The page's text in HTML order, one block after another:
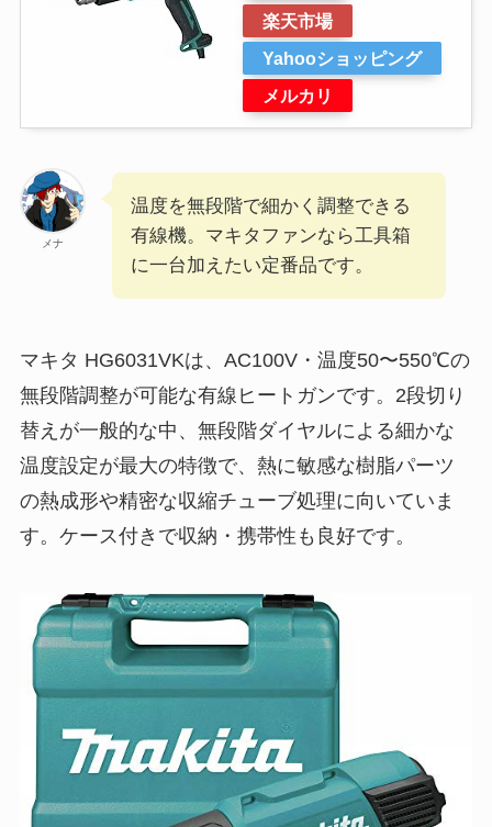
楽天市場
Yahooショッピング
メルカリ
メナ
温度を無段階で細かく調整できる
有線機。マキタファンなら工具箱
に一台加えたい定番品です。
マキタ HG6031VKは、AC100V・温度50〜550℃の
無段階調整が可能な有線ヒートガンです。2段切り
替えが一般的な中、無段階ダイヤルによる細かな
温度設定が最大の特徴で、熱に敏感な樹脂パーツ
の熱成形や精密な収縮チューブ処理に向いていま
す。ケース付きで収納・携帯性も良好です。